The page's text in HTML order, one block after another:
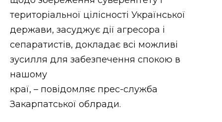
територіальної цілісності Української
держави, засуджує дії агресора і
сепаратистів, докладає всі можливі
зусилля для забезпечення спокою в
нашому
краї, – повідомляє прес-служба
Закарпатської облради.